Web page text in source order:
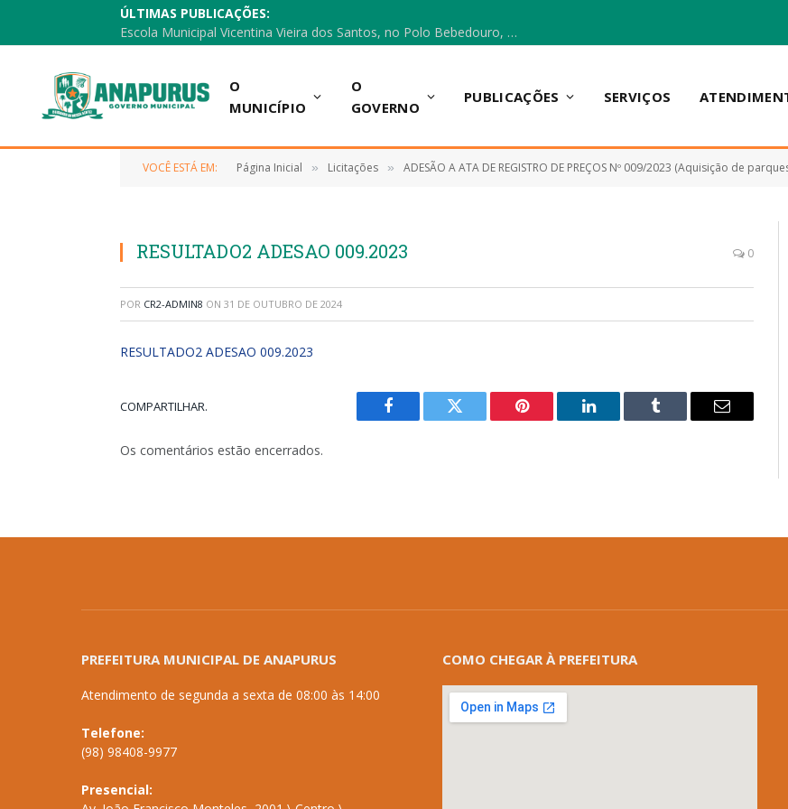
ÚLTIMAS PUBLICAÇÕES:
Escola Municipal Vicentina Vieira dos Santos, no Polo Bebedouro, recebeu materiais para a implantação do Cantinho da Leitura e da Sala Multidisciplinar.
O
MUNICÍPIO
O
GOVERNO
PUBLICAÇÕES SERVIÇOS
VOCÊ ESTÁ EM: Página Inicial » Licitações » ADESÃO A ATA DE REGISTRO DE PREÇOS Nº 009/2023 (Aquisição de parques infantis tipo playground
RESULTADO2 ADESAO 009.2023 0
POR CR2-ADMIN8 ON 31 DE OUTUBRO DE 2024
RESULTADO2 ADESAO 009.2023
COMPARTILHAR.
Facebook Twitter Pinterest LinkedIn Tumblr
E-
Os comentários estão encerrados.
PREFEITURA MUNICIPAL DE ANAPURUS
Atendimento de segunda a sexta de 08:00 às 14:00
Telefone:
(98) 98408-9977
Presencial:
COMO CHEGAR À PREFEITURA